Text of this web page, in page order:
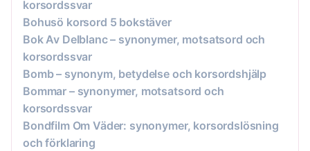
korsordssvar
Bohusö korsord 5 bokstäver
Bok Av Delblanc – synonymer, motsatsord och
korsordssvar
Bomb – synonym, betydelse och korsordshjälp
Bommar – synonymer, motsatsord och
korsordssvar
Bondfilm Om Väder: synonymer, korsordslösning
och förklaring